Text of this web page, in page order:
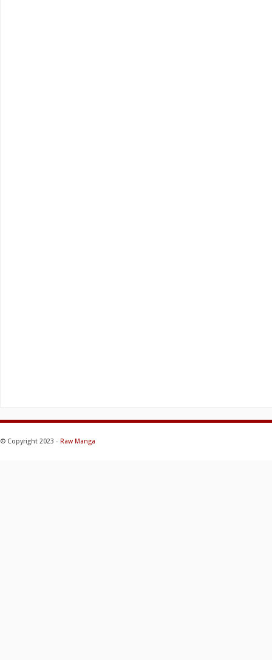
© Copyright 2023 - Raw Manga